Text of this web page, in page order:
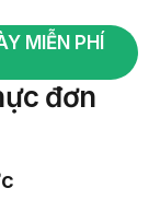
MIỄN PHÍ
đơn